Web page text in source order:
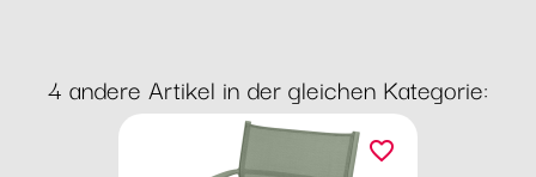
4 andere Artikel in der gleichen Kategorie:
favorite_border